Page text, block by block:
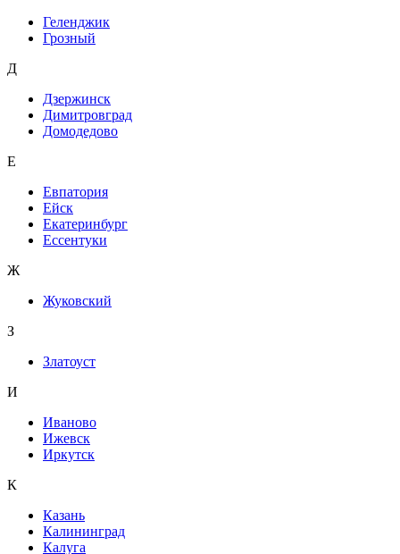
Геленджик
Грозный
Д
Дзержинск
Димитровград
Домодедово
Е
Евпатория
Ейск
Екатеринбург
Ессентуки
Ж
Жуковский
З
Златоуст
И
Иваново
Ижевск
Иркутск
К
Казань
Калининград
Калуга